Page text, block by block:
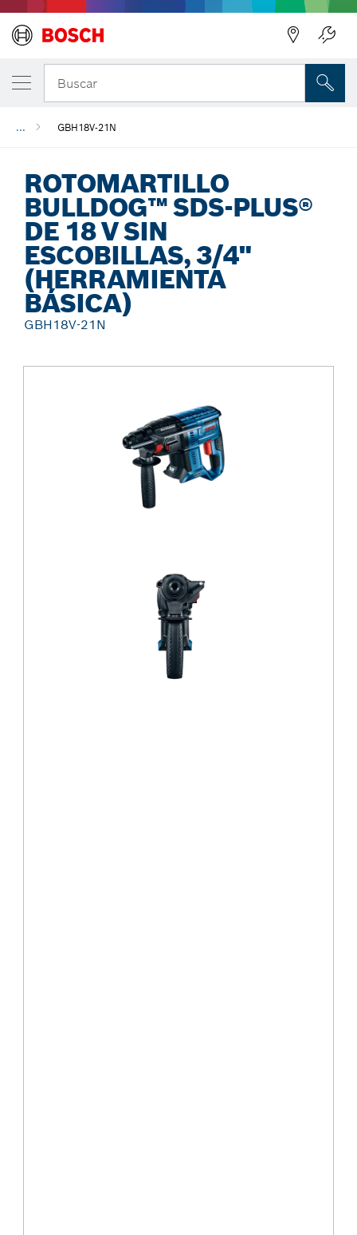
Buscar
... GBH18V-21N
ROTOMARTILLO
BULLDOG™ SDS-PLUS®
DE 18 V SIN
ESCOBILLAS, 3/4"
(HERRAMIENTA
BÁSICA)
GBH18V-21N